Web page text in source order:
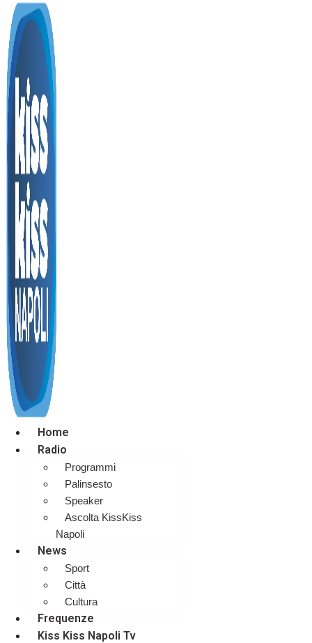
Home
Radio
Programmi
Palinsesto
Speaker
Ascolta KissKiss
Napoli
News
Sport
Città
Cultura
Frequenze
Kiss Kiss Napoli Tv